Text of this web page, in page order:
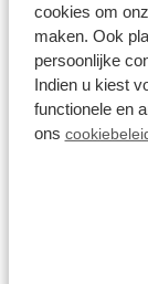
cookies om
maken. Ook
persoonlijke
Indien u kiest
functionele en
ons